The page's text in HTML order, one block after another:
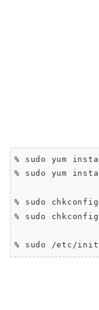
% sudo yum
% sudo yum
% sudo chkconfig
% sudo